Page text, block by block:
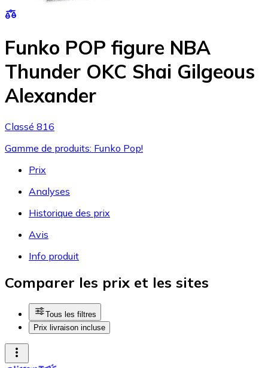
Funko POP figure NBA
Thunder OKC Shai Gilgeous
Alexander
Classé 816
Gamme de produits: Funko Pop!
Prix
Analyses
Historique des prix
Avis
Info produit
Comparer les prix et les sites
Tous les filtres
Prix livraison incluse